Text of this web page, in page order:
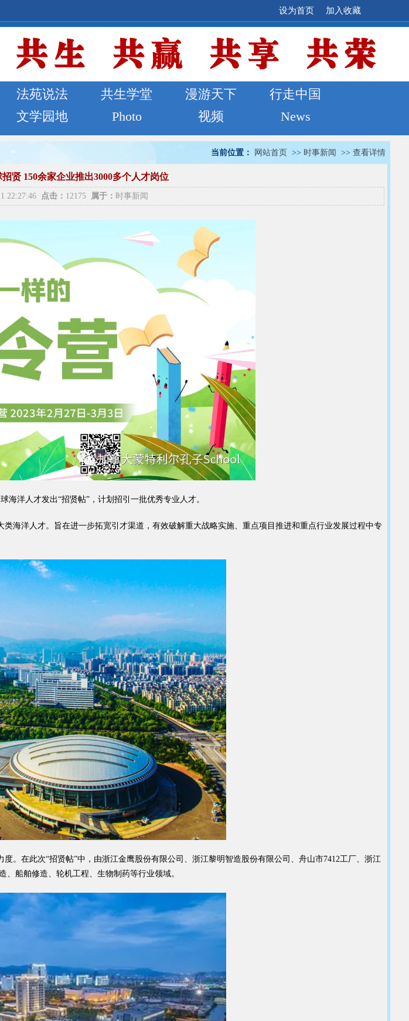
加入收藏
设为首页
法苑说法 共生学堂 漫游天下
行走中国
文学园地 Photo 视频 News
当前位置： 网站首页 >> 时事新闻 >> 查看详情
贤 150余家企业推出3000多个人才岗位
22:27:46 点击： 12175 属于： 时事新闻
海洋人才发出“招贤帖”，计划招引一批优秀专业人才。
洋人才。旨在进一步拓宽引才渠道，有效破解重大战略实施、重点项目推进和重点行业发展过程中专
在此次“招贤帖”中，由浙江金鹰股份有限公司、浙江黎明智造股份有限公司、舟山市7412工厂、浙江
船舶修造、轮机工程、生物制药等行业领域。